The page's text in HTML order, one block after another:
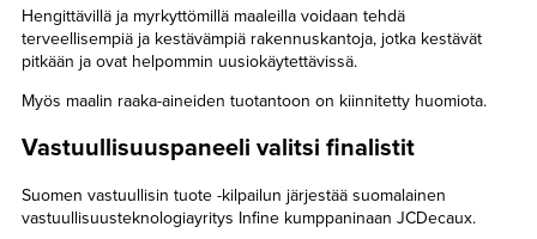
Hengittävillä ja myrkyttömillä maaleilla voidaan tehdä
terveellisempiä ja kestävämpiä rakennuskantoja, jotka kestävät
pitkään ja ovat helpommin uusiokäytettävissä.
Myös maalin raaka-aineiden tuotantoon on kiinnitetty huomiota.
Vastuullisuuspaneeli valitsi finalistit
Suomen vastuullisin tuote -kilpailun järjestää suomalainen
vastuullisuusteknologiayritys Infine kumppaninaan JCDecaux.